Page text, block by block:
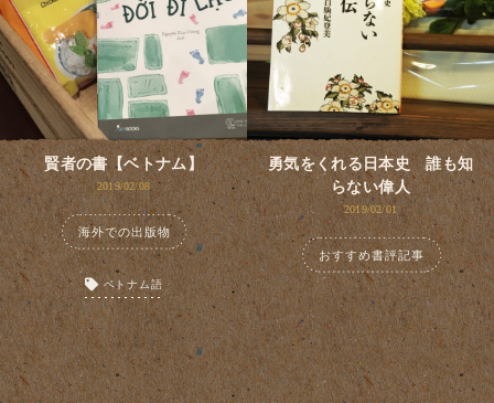
賢者の書【ベトナム】
2019/02/08
海外での出版物
ベトナム語
勇気をくれる日本史 誰も知
らない偉人
2019/02/01
おすすめ書評記事